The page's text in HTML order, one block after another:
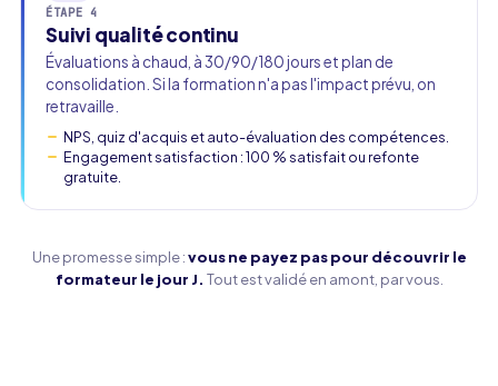
ÉTAPE 4
Suivi qualité continu
Évaluations à chaud, à 30/90/180 jours et plan de
consolidation. Si la formation n'a pas l'impact prévu, on
retravaille.
NPS, quiz d'acquis et auto-évaluation des compétences.
Engagement satisfaction : 100 % satisfait ou refonte
gratuite.
Une promesse simple :vous ne payez pas pour découvrir le
formateur le jour J. Tout est validé en amont, par vous.